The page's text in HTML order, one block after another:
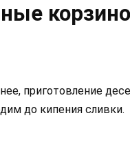
приготовление
до кипения сливки.